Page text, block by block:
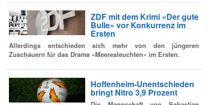
ZDF mit dem Krimi «Der gute
Bulle» vor Konkurrenz im
Ersten
Allerdings entschieden sich mehr von den jüngeren
Zuschauern für das Drama «Meeresleuchten» im Ersten.
Hoffenheim-Unentschieden
bringt Nitro 3,9 Prozent